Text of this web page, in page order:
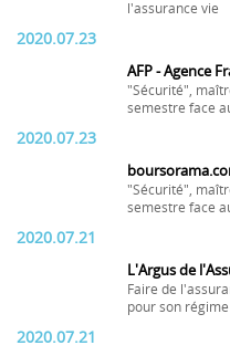
l'assurance vie
2020.07.23
AFP - Agence
"Sécurité",
semestre face
2020.07.23
"Sécurité",
semestre face
2020.07.21
L'Argus de
Faire de
pour son régime
2020.07.21